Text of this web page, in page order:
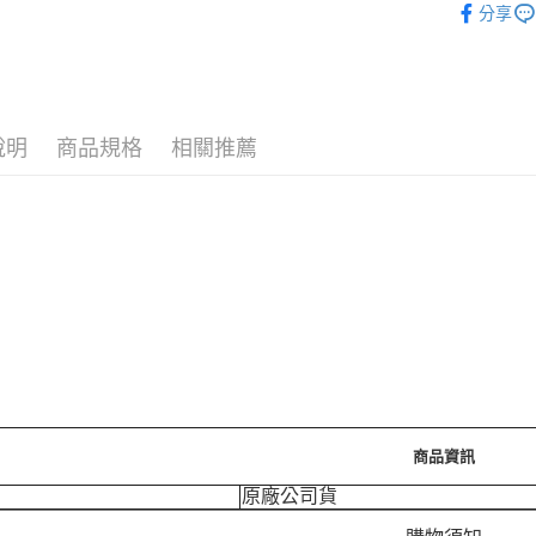
分享
明 商品規格 相關推薦
商品資訊
原廠公司貨